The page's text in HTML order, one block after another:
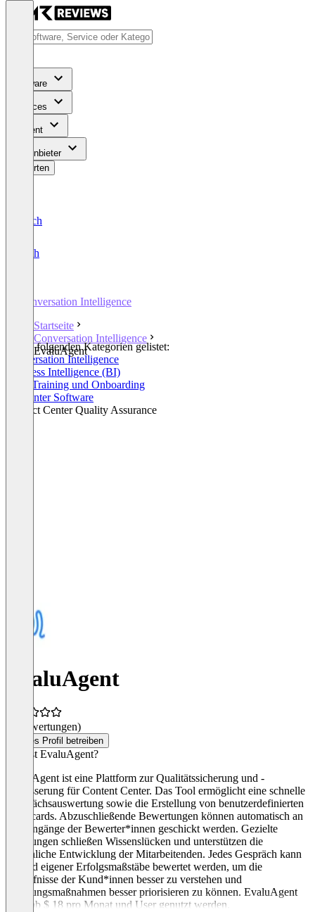
Software
Services
Content
Für Anbieter
Bewerten
Deutsch
English
Conversation Intelligence
Startseite
Conversation Intelligence
EvaluAgent
In den folgenden Kategorien gelistet:
Conversation Intelligence
Business Intelligence (BI)
Sales Training und Onboarding
Callcenter Software
Contact Center Quality Assurance
EvaluAgent
(0 Bewertungen)
Dieses Profil betreiben
Was ist EvaluAgent?
EvaluAgent ist eine Plattform zur Qualitätssicherung und -
verbesserung für Content Center. Das Tool ermöglicht eine schnelle
Gesprächsauswertung sowie die Erstellung von benutzerdefinierten
Scorecards. Abzuschließende Bewertungen können automatisch an
Posteingänge der Bewerter*innen geschickt werden. Gezielte
Schulungen schließen Wissenslücken und unterstützen die
persönliche Entwicklung der Mitarbeitenden. Jedes Gespräch kann
anhand eigener Erfolgsmaßstäbe bewertet werden, um die
Bedürfnisse der Kund*innen besser zu verstehen und
Schulungsmaßnahmen besser priorisieren zu können. EvaluAgent
kann ab $ 18 pro Monat und User genutzt werden.